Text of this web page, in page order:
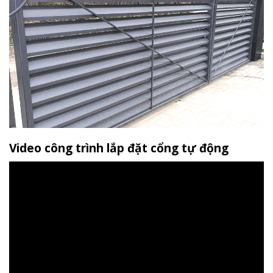
Video công trình lắp đặt cổng tự động